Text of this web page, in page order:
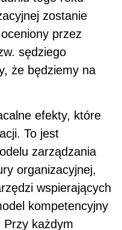
zostanie
przez
sędziego
że będziemy na
efekty, które
To jest
zarządzania
organizacyjnej,
wspierających
kompetencyjny
Przy każdym